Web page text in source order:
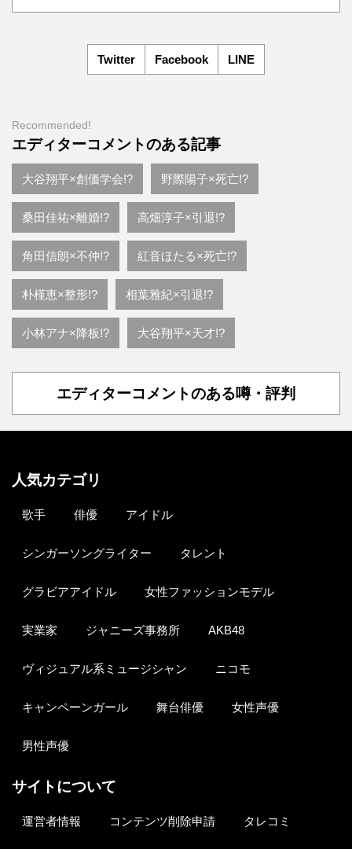
Twitter Facebook LINE
Recommended!
エディターコメントのある記事
大谷翔平×創価学会!? 野際陽子×死亡!?
桑田佳祐×離婚!? 高畑淳子×引退!?
角田信朗×不仲!? 紅音ほたる×死亡!?
朴槿恵×整形!? 相葉雅紀×引退!?
小林アナ×降板!? 大谷翔平×天才!?
エディターコメントのある噂・評判
人気カテゴリ
歌手 俳優 アイドル
シンガーソングライター タレント
グラビアアイドル 女性ファッションモデル
実業家 ジャニーズ事務所 AKB48
ヴィジュアル系ミュージシャン ニコモ
キャンペーンガール 舞台俳優 女性声優
男性声優
サイトについて
運営者情報 コンテンツ削除申請 タレコミ